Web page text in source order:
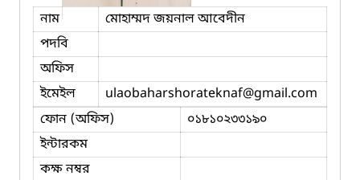
নাম
মোহাম্মদ জয়নাল আবেদীন
পদবি
অফিস
ইমেইল
ulaobaharshorateknaf@gmail.com
ফোন (অফিস)
০১৮১০২৩৩১৯০
ইন্টারকম
কক্ষ নম্বর